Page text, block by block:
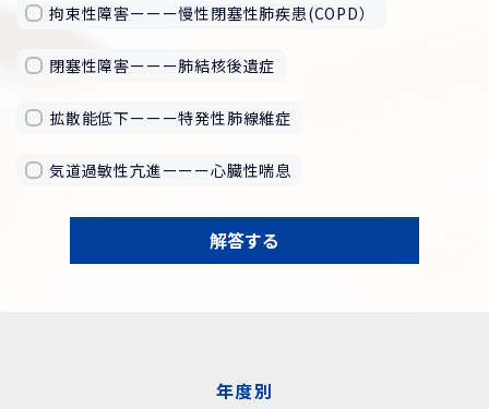
拘束性障害ーーー慢性閉塞性肺疾患(COPD）
閉塞性障害ーーー肺結核後遺症
拡散能低下ーーー特発性肺線維症
気道過敏性亢進ーーー心臓性喘息
解答する
年度別